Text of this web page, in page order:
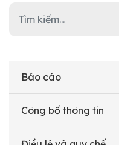
Báo cáo
Công bố thông tin